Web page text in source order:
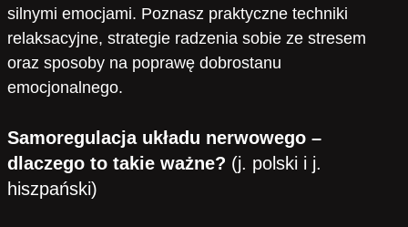
silnymi emocjami. Poznasz praktyczne techniki
relaksacyjne, strategie radzenia sobie ze stresem
oraz sposoby na poprawę dobrostanu
emocjonalnego.
Samoregulacja układu nerwowego –
dlaczego to takie ważne? (j. polski i j.
hiszpański)